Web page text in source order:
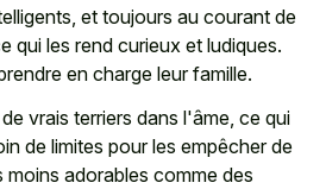
et toujours au courant de
qui les rend curieux et ludiques.
en charge leur famille.
vrais terriers dans l'âme, ce qui
de limites pour les empêcher de
moins adorables comme des